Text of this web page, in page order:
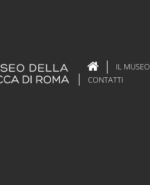
IL MUSEO
CONTATTI